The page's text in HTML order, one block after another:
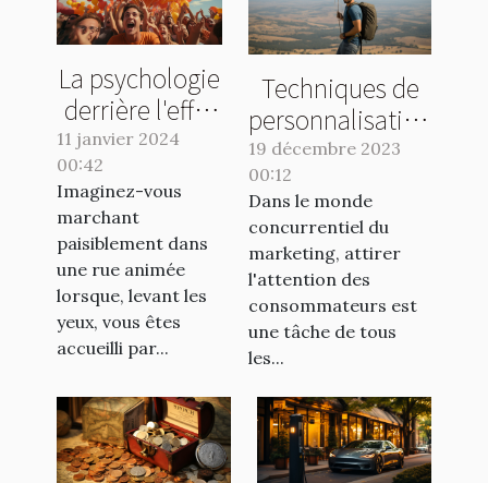
La psychologie
derrière l'effet
de surprise des
montgolfières
publicitaires
11 janvier 2024
00:42
Imaginez-vous
marchant
paisiblement dans
une rue animée
lorsque, levant les
yeux, vous êtes
accueilli par...
Techniques de
personnalisation
avancées pour
les ballons sac à
dos en
marketing
19 décembre 2023
00:12
Dans le monde
concurrentiel du
marketing, attirer
l'attention des
consommateurs est
une tâche de tous
les...